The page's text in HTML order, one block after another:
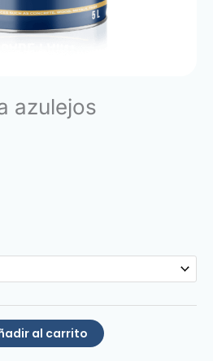
azulejos
al carrito